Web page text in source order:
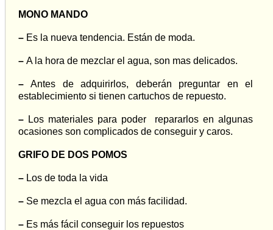
MONO MANDO
– Es la nueva tendencia. Están de moda.
– A la hora de mezclar el agua, son mas delicados.
–Antes de adquirirlos, deberán preguntar en el
establecimiento si tienen cartuchos de repuesto.
– Los materiales para poder repararlos en algunas
ocasiones son complicados de conseguir y caros.
GRIFO DE DOS POMOS
– Los de toda la vida
– Se mezcla el agua con más facilidad.
– Es más fácil conseguir los repuestos